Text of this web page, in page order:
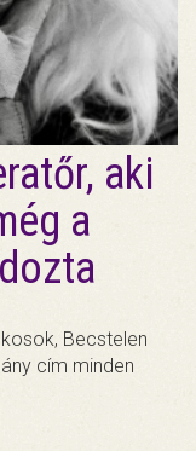
aki
a
Becstelen
cím minden